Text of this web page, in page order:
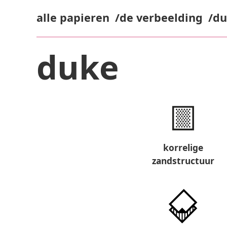
duke
alle papieren de verbeelding
korrelige
zandstructuur